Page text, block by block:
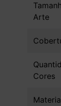
Arte
Cores